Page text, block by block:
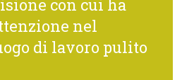
con cui ha
nel
di lavoro pulito